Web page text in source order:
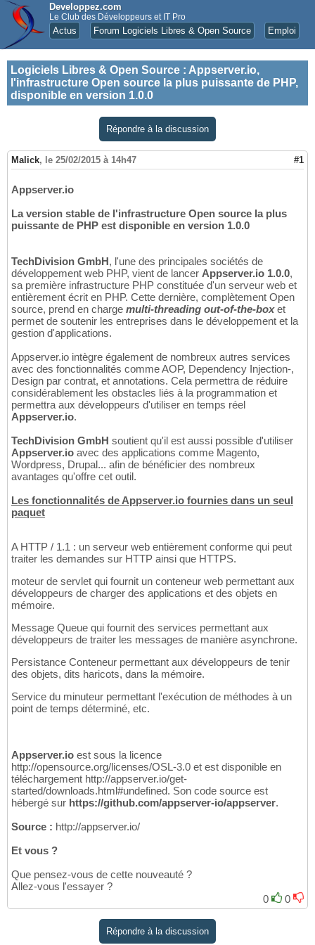
Developpez.com
Le Club des Développeurs et IT Pro
Actus Forum Logiciels Libres & Open Source Emploi
Logiciels Libres & Open Source : Appserver.io,
l'infrastructure Open source la plus puissante de PHP,
disponible en version 1.0.0
Répondre à la discussion
Malick, le 25/02/2015 à 14h47 #1
Appserver.io
La version stable de l'infrastructure Open source la plus
puissante de PHP est disponible en version 1.0.0
TechDivision GmbH, l'une des principales sociétés de
développement web PHP, vient de lancer Appserver.io 1.0.0,
sa première infrastructure PHP constituée d'un serveur web et
entièrement écrit en PHP. Cette dernière, complètement Open
source, prend en charge multi-threading out-of-the-boxet
permet de soutenir les entreprises dans le développement et la
gestion d'applications.
Appserver.io intègre également de nombreux autres services
avec des fonctionnalités comme AOP, Dependency Injection-,
Design par contrat, et annotations. Cela permettra de réduire
considérablement les obstacles liés à la programmation et
permettra aux développeurs d'utiliser en temps réel
Appserver.io.
TechDivision GmbH soutient qu'il est aussi possible d'utiliser
Appserver.io avec des applications comme Magento,
Wordpress, Drupal... afin de bénéficier des nombreux
avantages qu'offre cet outil.
Les fonctionnalités de Appserver.io fournies dans un seul
paquet
A HTTP / 1.1 : un serveur web entièrement conforme qui peut
traiter les demandes sur HTTP ainsi que HTTPS.
moteur de servlet qui fournit un conteneur web permettant aux
développeurs de charger des applications et des objets en
mémoire.
Message Queue qui fournit des services permettant aux
développeurs de traiter les messages de manière asynchrone.
Persistance Conteneur permettant aux développeurs de tenir
des objets, dits haricots, dans la mémoire.
Service du minuteur permettant l'exécution de méthodes à un
point de temps déterminé, etc.
Appserver.io est sous la licence
http://opensource.org/licenses/OSL-3.0 et est disponible en
téléchargement http://appserver.io/get-
started/downloads.html#undefined. Son code source est
hébergé sur https://github.com/appserver-io/appserver.
Source : http://appserver.io/
Et vous ?
Que pensez-vous de cette nouveauté ?
Allez-vous l'essayer ?
0
0
Répondre à la discussion